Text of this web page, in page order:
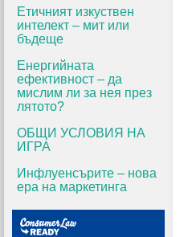
Етичният изкуствен
интелект – мит или
бъдеще
Енергийната
ефективност – да
мислим ли за нея през
лятото?
ОБЩИ УСЛОВИЯ НА
ИГРА
Инфлуенсърите – нова
ера на маркетинга